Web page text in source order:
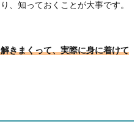
、知っておくことが大事です。
きまくって、実際に身に着けて